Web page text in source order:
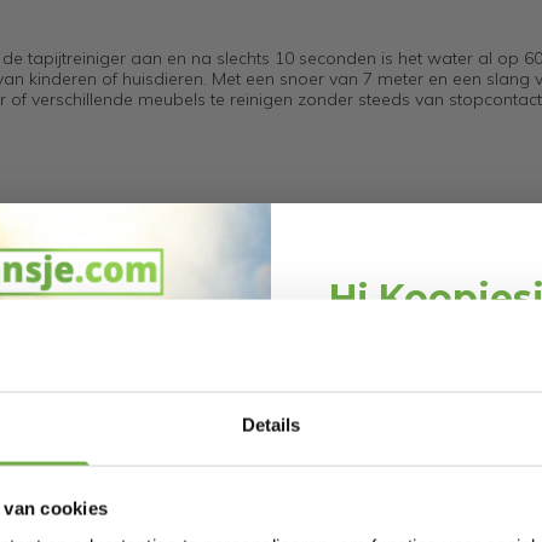
Details
cookies
tapijtreiniger aan en na slechts 10 seconden is het water al op
kinderen of huisdieren. Met een snoer van 7 meter en een slang
verschillende meubels te reinigen zonder steeds van
minder onderhoud
functioneren als tapijtreiniger, bankreiniger, meubelreiniger én
verwarmingsfunctie en de turbomodus, waardoor elk oppervlak
huisdierenharen en bacteriën worden verwijderd die vaak
Hi
Bij 2dekansje.com